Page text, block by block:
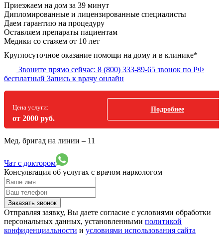
Приезжаем на дом за 39 минут
Дипломированные и лицензированные специалисты
Даем гарантию на процедуру
Оставляем препараты пациентам
Медики со стажем от 10 лет
Круглосуточное оказание помощи на дому и в клинике*
Звоните прямо сейчас: 8 (800) 333-89-65 звонок по РФ
бесплатный Запись к врачу онлайн
Цена услуги:
от 2000 руб.
Подробнее
Мед. бригад на линии – 11
Чат с доктором
Консультация об услугах с врачом наркологом
Заказать звонок
Отправляя заявку, Вы даете согласие с условиями обработки
персональных данных, установленными политикой
конфиденциальности и условиями использования сайта